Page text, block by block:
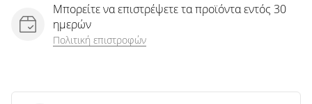
Μπορείτε να επιστρέψετε τα προϊόντα εντός 30
ημερών
Πολιτική επιστροφών